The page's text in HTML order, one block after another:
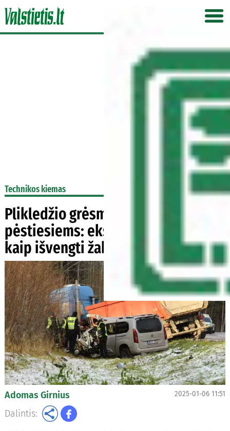
Technikos kiemas
Plikledžio grėsmė vairuotojams ir
pėstiesiems: ekspertai pataria,
kaip išvengti žabangų
Adomas Girnius 2025-01-06 11:51
Dalintis: